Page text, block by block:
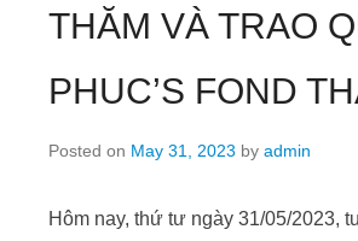
THĂM VÀ TRAO
PHUC’S FOND
Posted on May 31, 2023 by admin
Hôm nay, thứ tư ngày 31/05/2023,